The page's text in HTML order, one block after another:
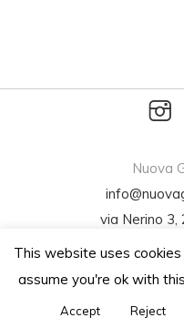
Nuova
via Nerino 3,
Tel
P.Iva
This website uses
assume you're ok with
Accept Reject